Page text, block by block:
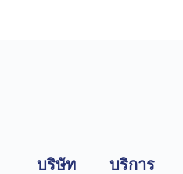
บริษัท
บริการ